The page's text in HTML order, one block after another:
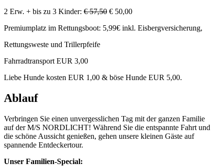
2 Erw. + bis zu 3 Kinder: € 57,50 € 50,00
Premiumplatz im Rettungsboot: 5,99€ inkl. Eisbergversicherung,
Rettungsweste und Trillerpfeife
Fahrradtransport EUR 3,00
Liebe Hunde kosten EUR 1,00 & böse Hunde EUR 5,00.
Ablauf
Verbringen Sie einen unvergesslichen Tag mit der ganzen Familie
auf der M/S NORDLICHT! Während Sie die entspannte Fahrt und
die schöne Aussicht genießen, gehen unsere kleinen Gäste auf
spannende Entdeckertour.
Unser Familien-Special: